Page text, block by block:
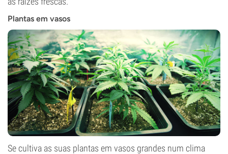
Plantas em vasos
Se cultiva as suas plantas em vasos grandes num clima